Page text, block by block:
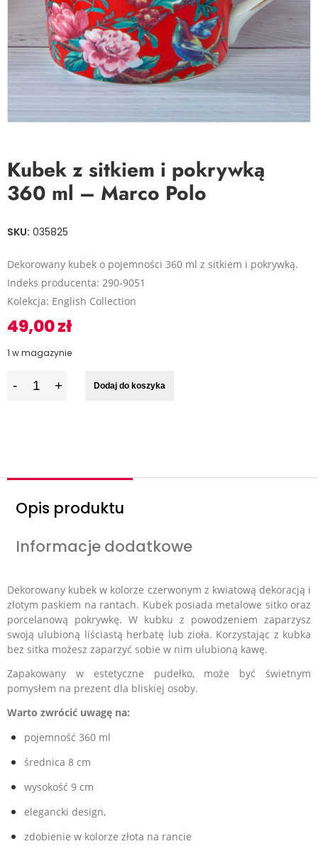
Kubek z sitkiem i pokrywką
360 ml – Marco Polo
SKU: 035825
Dekorowany kubek o pojemności 360 ml z sitkiem i pokrywką.
Indeks producenta: 290-9051
Kolekcja: English Collection
49,00zł
1 w magazynie
Dodaj do koszyka
Opis produktu
Informacje dodatkowe
Dekorowany kubek w kolorze czerwonym z kwiatową dekoracją i
złotym paskiem na rantach. Kubek posiada metalowe sitko oraz
porcelanową pokrywkę. W kubku z powodzeniem zaparzysz
swoją ulubioną liściastą herbatę lub zioła. Korzystając z kubka
bez sitka możesz zaparzyć sobie w nim ulubioną kawę.
Zapakowany w estetyczne pudełko, może być świetnym
pomysłem na prezent dla bliskiej osoby.
Warto zwrócić uwagę na:
pojemność 360 ml
średnica 8 cm
wysokość 9 cm
elegancki design,
zdobienie w kolorze złota na rancie